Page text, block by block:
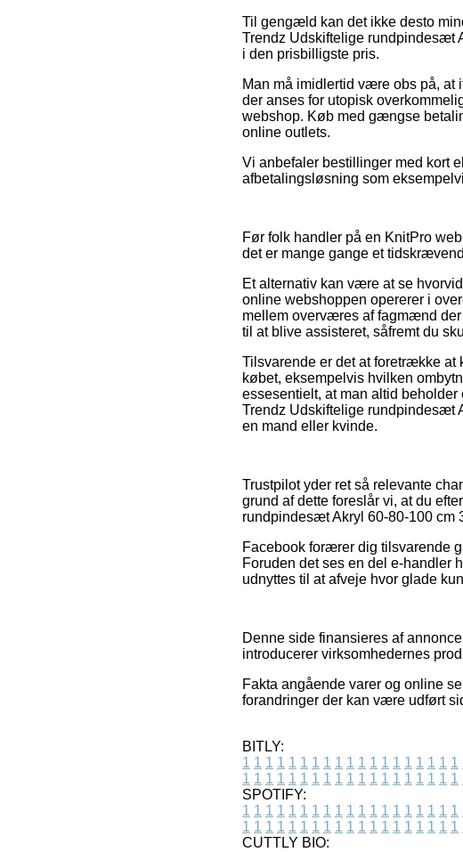
Til gengæld kan det ikke desto
Trendz Udskiftelige rundpindesæt
i den prisbilligste pris.
Man må imidlertid være obs på, at
der anses for utopisk
webshop. Køb med gængse
online outlets.
Vi anbefaler bestillinger med kort
afbetalingsløsning som
Før folk handler på en KnitPro
det er mange gange et
Et alternativ kan være at se
online webshoppen opererer i
mellem overværes af fagmænd
til at blive assisteret, såfremt du
Tilsvarende er det at foretrække at
købet, eksempelvis hvilken
essesentielt, at man altid
Trendz Udskiftelige rundpindesæt
en mand eller kvinde.
Trustpilot yder ret så relevante
grund af dette foreslår vi, at du
rundpindesæt Akryl 60-80-100 cm
Facebook forærer dig tilsvarende
Foruden det ses en del e-handler
udnyttes til at afveje hvor glade
Denne side finansieres af
introducerer virksomhedernes
Fakta angående varer og online
forandringer der kan være udført
BITLY:
1 1 1 1 1 1 1 1 1 1 1 1 1 1 1 1 1 1 1
1 1 1 1 1 1 1 1 1 1 1 1 1 1 1 1 1 1 1
SPOTIFY:
1 1 1 1 1 1 1 1 1 1 1 1 1 1 1 1 1 1 1
1 1 1 1 1 1 1 1 1 1 1 1 1 1 1 1 1 1 1
CUTTLY BIO: